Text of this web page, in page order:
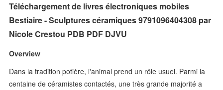
Téléchargement de livres électroniques mobiles
Bestiaire - Sculptures céramiques 9791096404308 par
Nicole Crestou PDB PDF DJVU
Overview
Dans la tradition potière, l'animal prend un rôle usuel. Parmi la
centaine de céramistes contactés, une très grande majorité a